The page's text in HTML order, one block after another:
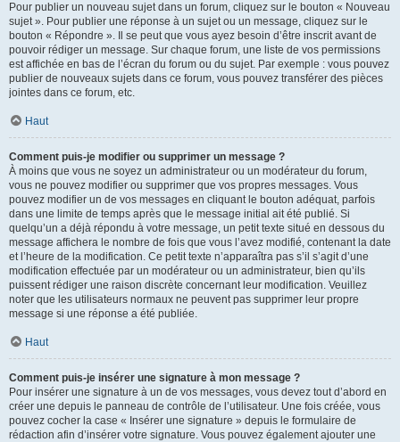
Pour publier un nouveau sujet dans un forum, cliquez sur le bouton « Nouveau
sujet ». Pour publier une réponse à un sujet ou un message, cliquez sur le
bouton « Répondre ». Il se peut que vous ayez besoin d’être inscrit avant de
pouvoir rédiger un message. Sur chaque forum, une liste de vos permissions
est affichée en bas de l’écran du forum ou du sujet. Par exemple : vous pouvez
publier de nouveaux sujets dans ce forum, vous pouvez transférer des pièces
jointes dans ce forum, etc.
Haut
Comment puis-je modifier ou supprimer un message ?
À moins que vous ne soyez un administrateur ou un modérateur du forum,
vous ne pouvez modifier ou supprimer que vos propres messages. Vous
pouvez modifier un de vos messages en cliquant le bouton adéquat, parfois
dans une limite de temps après que le message initial ait été publié. Si
quelqu’un a déjà répondu à votre message, un petit texte situé en dessous du
message affichera le nombre de fois que vous l’avez modifié, contenant la date
et l’heure de la modification. Ce petit texte n’apparaîtra pas s’il s’agit d’une
modification effectuée par un modérateur ou un administrateur, bien qu’ils
puissent rédiger une raison discrète concernant leur modification. Veuillez
noter que les utilisateurs normaux ne peuvent pas supprimer leur propre
message si une réponse a été publiée.
Haut
Comment puis-je insérer une signature à mon message ?
Pour insérer une signature à un de vos messages, vous devez tout d’abord en
créer une depuis le panneau de contrôle de l’utilisateur. Une fois créée, vous
pouvez cocher la case « Insérer une signature » depuis le formulaire de
rédaction afin d’insérer votre signature. Vous pouvez également ajouter une